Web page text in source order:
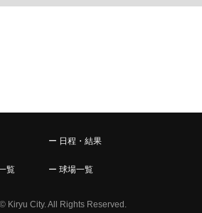
ー 日程・結果
覧 ー 球場一覧
Kiryu City. All Rights Reserved.